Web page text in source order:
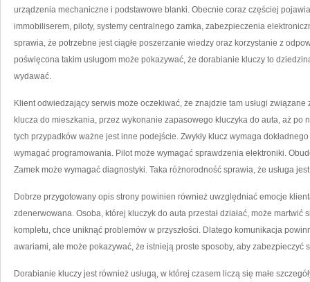
urządzenia mechaniczne i podstawowe blanki. Obecnie coraz częściej
immobiliserem, piloty, systemy centralnego zamka, zabezpieczenia
sprawia, że potrzebne jest ciągłe poszerzanie wiedzy oraz korzystanie z
poświęcona takim usługom może pokazywać, że dorabianie kluczy to
wydawać.
Klient odwiedzający serwis może oczekiwać, że znajdzie tam usługi
klucza do mieszkania, przez wykonanie zapasowego kluczyka do auta, aż po
tych przypadków ważne jest inne podejście. Zwykły klucz wymaga
wymagać programowania. Pilot może wymagać sprawdzenia elektroniki.
Zamek może wymagać diagnostyki. Taka różnorodność sprawia, że usługa
Dobrze przygotowany opis strony powinien również uwzględniać emocje
zdenerwowana. Osoba, której kluczyk do auta przestał działać, może
kompletu, chce uniknąć problemów w przyszłości. Dlatego komunikacja
awariami, ale może pokazywać, że istnieją proste sposoby, aby zabezpieczyć
Dorabianie kluczy jest również usługą, w której czasem liczą się małe